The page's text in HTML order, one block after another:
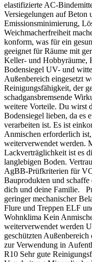
elastifizierte AC-
Versiegelungen auf Beton
Emissionsminimierung,
Weichmacherfreiheit
konform, was für ein
geeignet für Räume mit
Keller- und Hobbyräume,
Bodensiegel UV- und
Außenbereich eingesetzt
Reinigungsfähigkeit, der
schadgansbremsende
weitere Vorteile. Du
Bodensiegel lieben, da es
verarbeiten ist. Es ist
Anmischen erforderlich
weiterverwendet werden.
Lackverträglichkeit ist es
langlebigen Boden.
AgBB-Prüfkriterien für
Bauprodukten und schaffe
dich und deine Familie.
geringer mechanischer
Flure und Treppen ELF
Wohnklima Kein
weiterverwendet werden
geschützten
zur Verwendung in
R10 Sehr gute